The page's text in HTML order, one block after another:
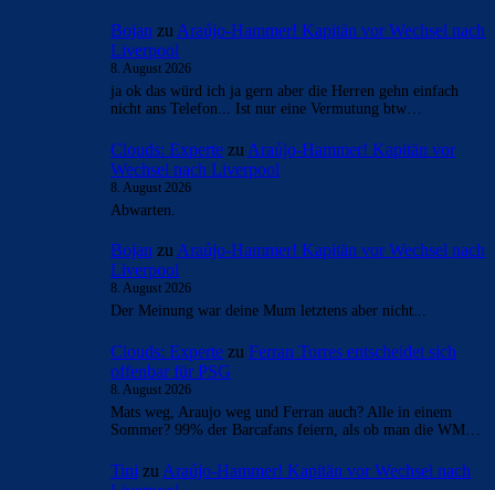
Bojan zu Araújo-Hammer! Kapitän vor Wechsel nach
Liverpool
8. August 2026
ja ok das würd ich ja gern aber die Herren gehn einfach
nicht ans Telefon... Ist nur eine Vermutung btw…
Clouds: Experte zu Araújo-Hammer! Kapitän vor
Wechsel nach Liverpool
8. August 2026
Abwarten.
Bojan zuAraújo-Hammer! Kapitän vor Wechsel nach
Liverpool
8. August 2026
Der Meinung war deine Mum letztens aber nicht...
Clouds: Experte zu Ferran Torres entscheidet sich
offenbar für PSG
8. August 2026
Mats weg, Araujo weg und Ferran auch? Alle in einem
Sommer? 99% der Barcafans feiern, als ob man die WM…
Tini zu Araújo-Hammer! Kapitän vor Wechsel nach